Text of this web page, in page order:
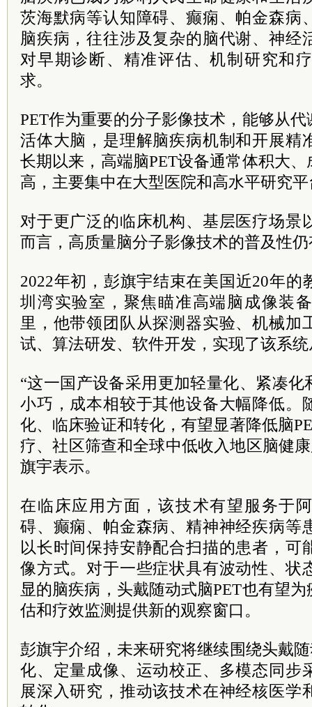
茨海默病等认知障碍、癫痫、帕金森病
脑疾病，往往涉及复杂的脑代谢、神经
对早期诊断、精准评估、机制研究和
求。
PET作为重要的分子影像技术，能够从
活体大脑，是理解脑疾病机制和开展精
长期以来，高端脑PET设备通常体积大
高，主要集中在大型医院和高水平研究
对于更广泛的临床机构、基层医疗场景
而言，高质量脑分子影像技术的普及性
2022年初，彭旗宇结束在美国近20年的
圳湾实验室，聚焦瞄准高端脑成像装
里，他带领团队从探测器实验、机械加
试、算法研发、软件开发，实现了该系
“这一国产设备采用更加轻量化、紧凑
小巧，成本相较于其他设备大幅降低。
化、临床验证和转化，有望显著降低脑
疗、社区筛查和全球中低收入地区脑健
旗宇表示。
在临床应用方面，该技术有望服务于
碍、癫痫、帕金森病、精神神经疾病等
以长时间保持安静配合扫描的患者，可
像方式。对于一些症状具有波动性、状
显的脑疾病，头戴随动式脑PET也有望
估和疗效监测提供新的观察窗口。
彭旗宇介绍，未来研究将继续围绕头戴
化、定量成像、运动校正、多模态同步
展深入研究，推动该技术在神经核医学